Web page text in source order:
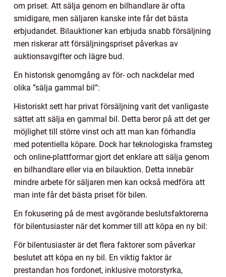
om priset. Att sälja genom en bilhandlare är ofta
smidigare, men säljaren kanske inte får det bästa
erbjudandet. Bilauktioner kan erbjuda snabb försäljning
men riskerar att försäljningspriset påverkas av
auktionsavgifter och lägre bud.
En historisk genomgång av för- och nackdelar med
olika ”sälja gammal bil”:
Historiskt sett har privat försäljning varit det vanligaste
sättet att sälja en gammal bil. Detta beror på att det ger
möjlighet till större vinst och att man kan förhandla
med potentiella köpare. Dock har teknologiska framsteg
och online-plattformar gjort det enklare att sälja genom
en bilhandlare eller via en bilauktion. Detta innebär
mindre arbete för säljaren men kan också medföra att
man inte får det bästa priset för bilen.
En fokusering på de mest avgörande beslutsfaktorerna
för bilentusiaster när det kommer till att köpa en ny bil:
För bilentusiaster är det flera faktorer som påverkar
beslutet att köpa en ny bil. En viktig faktor är
prestandan hos fordonet, inklusive motorstyrka,